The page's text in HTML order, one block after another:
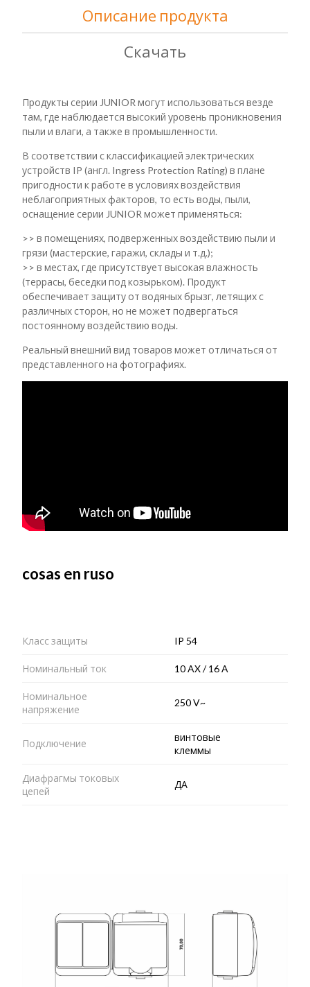
Описание продукта
Скачать
Продукты серии JUNIOR могут использоваться везде
там, где наблюдается высокий уровень проникновения
пыли и влаги, а также в промышленности.
В соответствии с классификацией электрических
устройств IP (англ. Ingress Protection Rating) в плане
пригодности к работе в условиях воздействия
неблагоприятных факторов, то есть воды, пыли,
оснащение серии JUNIOR может применяться:
>> в помещениях, подверженных воздействию пыли и
грязи (мастерские, гаражи, склады и т.д.);
>> в местах, где присутствует высокая влажность
(террасы, беседки под козырьком). Продукт
обеспечивает защиту от водяных брызг, летящих с
различных сторон, но не может подвергаться
постоянному воздействию воды.
Реальный внешний вид товаров может отличаться от
представленного на фотографиях.
cosas en ruso
Класс защиты IP 54
Номинальный ток 10 AX / 16 A
Номинальное
напряжение
250 V~
Подключение
винтовые
клеммы
Диафрагмы токовых
цепей
ДА